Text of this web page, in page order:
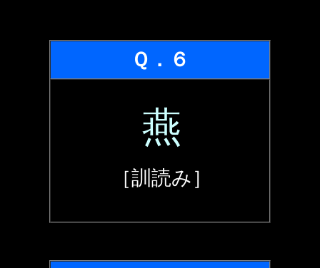
Ｑ．６
燕
［訓読み］